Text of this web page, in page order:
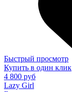
Быстрый просмотр
Купить в один клик
4 800 руб
Lazy Girl